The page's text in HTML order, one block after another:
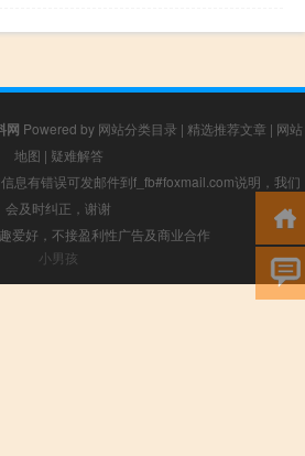
网 Powered by 网站分类目录 | 精选推荐文章 | 网站
地图 | 疑难解答
息有错误可发邮件到f_fb#foxmail.com说明，我们
会及时纠正，谢谢
爱好，不接盈利性广告及商业合作
小男孩